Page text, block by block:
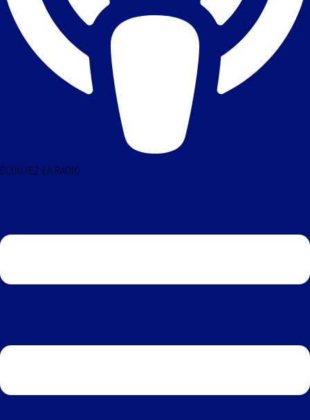
ÉCOUTEZ LA RADIO